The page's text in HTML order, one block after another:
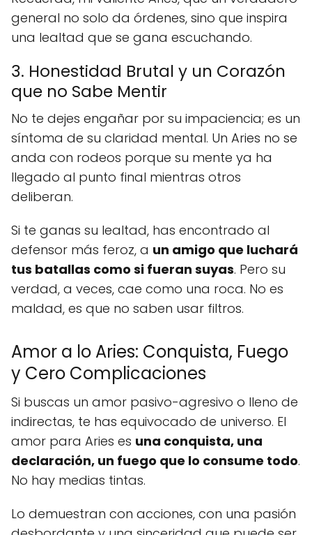
general no solo da órdenes, sino que inspira
una lealtad que se gana escuchando.
3. Honestidad Brutal y un Corazón
que no Sabe Mentir
No te dejes engañar por su impaciencia; es un
síntoma de su claridad mental. Un Aries no se
anda con rodeos porque su mente ya ha
llegado al punto final mientras otros
deliberan.
Si te ganas su lealtad, has encontrado al
defensor más feroz, a un amigo que luchará
tus batallas como si fueran suyas. Pero su
verdad, a veces, cae como una roca. No es
maldad, es que no saben usar filtros.
Amor a lo Aries: Conquista, Fuego
y Cero Complicaciones
Si buscas un amor pasivo-agresivo o lleno de
indirectas, te has equivocado de universo. El
amor para Aries es una conquista, una
declaración, un fuego que lo consume todo.
No hay medias tintas.
Lo demuestran con acciones, con una pasión